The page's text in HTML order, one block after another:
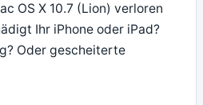
OS X 10.7 (Lion) verloren
Ihr iPhone oder iPad?
Oder gescheiterte